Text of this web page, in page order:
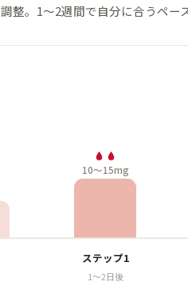
調整。1〜2週間で自分に合うペー
10〜15mg
ステップ1
1〜2日後